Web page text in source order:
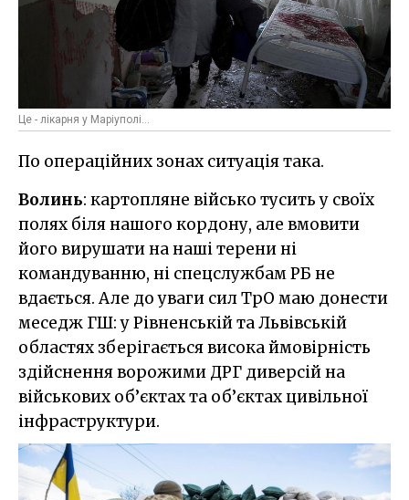
Це - лікарня у Маріуполі...
По операційних зонах ситуація така.
Волинь: картопляне військо тусить у своїх
полях біля нашого кордону, але вмовити
його вирушати на наші терени ні
командуванню, ні спецслужбам РБ не
вдається. Але до уваги сил ТрО маю донести
меседж ГШ: у Рівненській та Львівській
областях зберігається висока ймовірність
здійснення ворожими ДРГ диверсій на
військових об’єктах та об’єктах цивільної
інфраструктури.